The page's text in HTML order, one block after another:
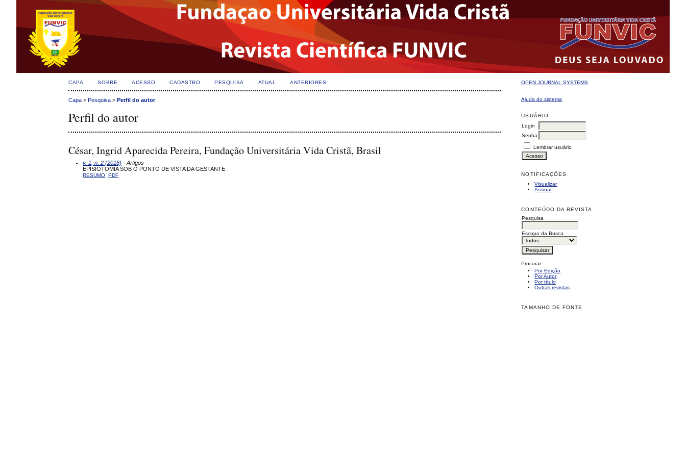
OPEN JOURNAL SYSTEMS
Ajuda do sistema
USUÁRIO
Login
Senha
Lembrar usuário
NOTIFICAÇÕES
Visualizar
Assinar
CONTEÚDO DA REVISTA
Pesquisa
Escopo da Busca
Procurar
Por Edição
Por Autor
Por título
Outras revistas
TAMANHO DE FONTE
CAPA SOBRE ACESSO CADASTRO PESQUISA ATUAL ANTERIORES
Capa >Pesquisa >Perfil do autor
Perfil do autor
César, Ingrid Aparecida Pereira, Fundação Universitária Vida Cristã, Brasil
v. 1, n. 2 (2016) - Artigos
EPISIOTOMIA SOB O PONTO DE VISTA DA GESTANTE
RESUMO PDF